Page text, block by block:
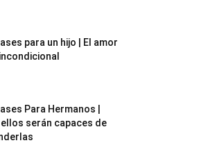
para un hijo | El amor
Para Hermanos |
serán capaces de